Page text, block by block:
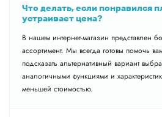
Что делать, если понравился
устраивает цена?
В нашем интернет-магазин представлен
ассортимент. Мы всегда готовы помочь
подсказать альтернативный вариант
аналогичными функциями и
меньшей стоимостью.